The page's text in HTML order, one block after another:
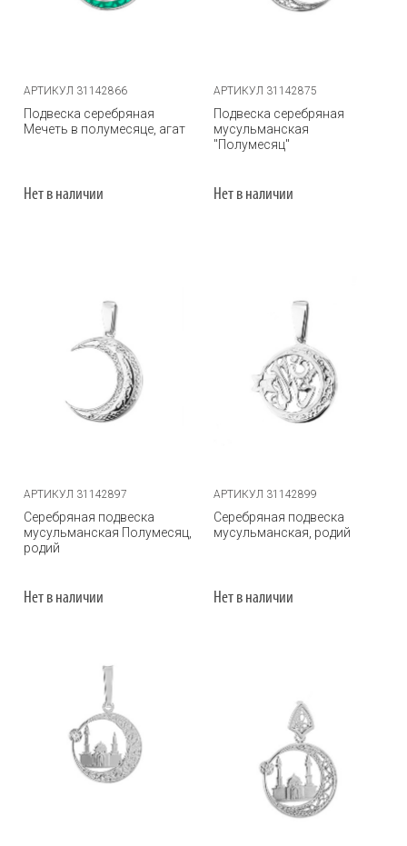
АРТИКУЛ 31142866
Подвеска серебряная
Мечеть в полумесяце, агат
Нет в наличии
АРТИКУЛ 31142875
Подвеска серебряная
мусульманская
"Полумесяц"
Нет в наличии
АРТИКУЛ 31142897
Серебряная подвеска
мусульманская Полумесяц,
родий
Нет в наличии
АРТИКУЛ 31142899
Серебряная подвеска
мусульманская, родий
Нет в наличии